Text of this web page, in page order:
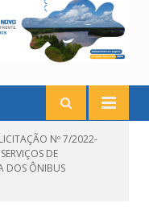
Nº 7/2022-
DE
DOS ÔNIBUS